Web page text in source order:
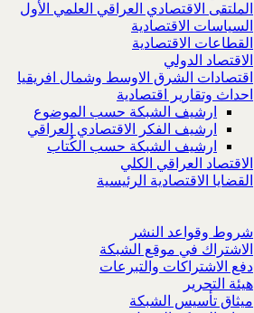
الملتقى الاقتصادي العراقي العلمي الأول
السياسات الاقتصادية
القطاعات الاقتصادية
الاقتصاد الدولي
اقتصادات الشرق الاوسط وشمال افريقيا
احداث وتقارير اقتصادية
ارشيف الشبكة حسب الموضوع
ارشيف الفكر الاقتصادي العراقي
ارشيف الشبكة حسب الكُتاب
الاقتصاد العراقي الكلي
القضايا الاقتصادية الرئيسية
شروط وقواعد النشر
الاشتراك في موقع الشبكة
دفع الاشتراكات والتبرعات
هيئة التحرير
ميثاق تأسيس الشبكة